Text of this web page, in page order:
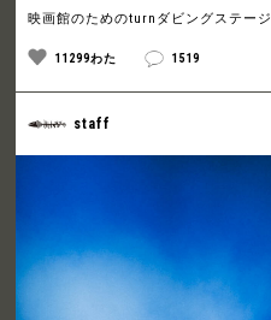
映画館のためのturnダビングステージ
11299わた 1519
staff